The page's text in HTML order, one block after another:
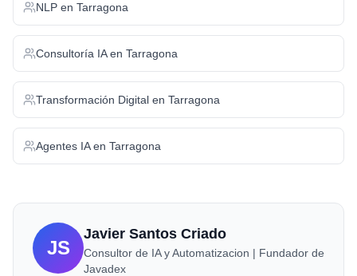
NLP en Tarragona
Consultoría IAen Tarragona
Transformación Digital en Tarragona
Agentes IAen Tarragona
JS
Javier Santos Criado
Consultor de IA y Automatizacion | Fundador de
Javadex